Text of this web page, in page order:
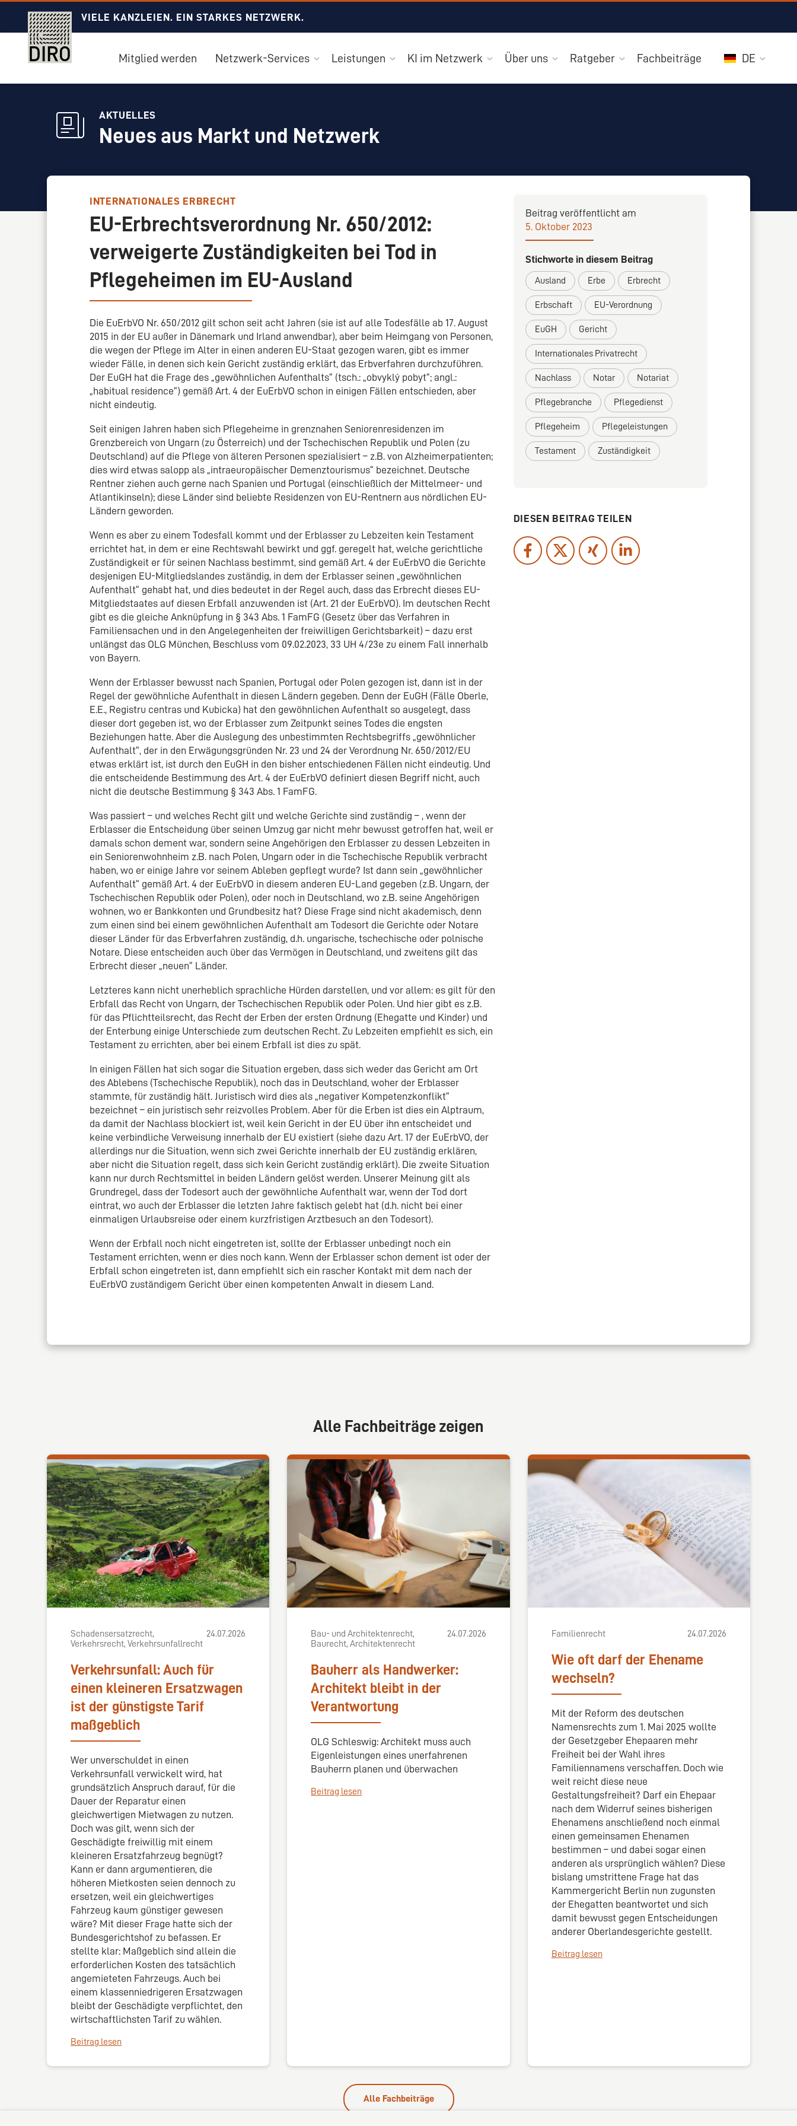
VIELE KANZLEIEN. EIN STARKES NETZWERK.
Mitglied werden Netzwerk-Services Leistungen KI im Netzwerk Über uns Ratgeber Fachbeiträge DE
AKTUELLES
Neues aus Markt und Netzwerk
INTERNATIONALES ERBRECHT
EU-Erbrechtsverordnung Nr. 650/2012:
verweigerte Zuständigkeiten bei Tod in
Pflegeheimen im EU-Ausland
Die EuErbVO Nr. 650/2012 gilt schon seit acht Jahren (sie ist auf alle Todesfälle ab 17. August
2015 in der EU außer in Dänemark und Irland anwendbar), aber beim Heimgang von Personen,
die wegen der Pflege im Alter in einen anderen EU-Staat gezogen waren, gibt es immer
wieder Fälle, in denen sich kein Gericht zuständig erklärt, das Erbverfahren durchzuführen.
Der EuGH hat die Frage des „gewöhnlichen Aufenthalts“ (tsch.: „obvyklý pobyt“; angl.:
„habitual residence“) gemäß Art. 4 der EuErbVO schon in einigen Fällen entschieden, aber
nicht eindeutig.
Seit einigen Jahren haben sich Pflegeheime in grenznahen Seniorenresidenzen im
Grenzbereich von Ungarn (zu Österreich) und der Tschechischen Republik und Polen (zu
Deutschland) auf die Pflege von älteren Personen spezialisiert – z.B. von Alzheimerpatienten;
dies wird etwas salopp als „intraeuropäischer Demenztourismus“ bezeichnet. Deutsche
Rentner ziehen auch gerne nach Spanien und Portugal (einschließlich der Mittelmeer- und
Atlantikinseln); diese Länder sind beliebte Residenzen von EU-Rentnern aus nördlichen EU-
Ländern geworden.
Wenn es aber zu einem Todesfall kommt und der Erblasser zu Lebzeiten kein Testament
errichtet hat, in dem er eine Rechtswahl bewirkt und ggf. geregelt hat, welche gerichtliche
Zuständigkeit er für seinen Nachlass bestimmt, sind gemäß Art. 4 der EuErbVO die Gerichte
desjenigen EU-Mitgliedslandes zuständig, in dem der Erblasser seinen „gewöhnlichen
Aufenthalt“ gehabt hat, und dies bedeutet in der Regel auch, dass das Erbrecht dieses EU-
Mitgliedstaates auf diesen Erbfall anzuwenden ist (Art. 21 der EuErbVO). Im deutschen Recht
gibt es die gleiche Anknüpfung in § 343 Abs. 1 FamFG (Gesetz über das Verfahren in
Familiensachen und in den Angelegenheiten der freiwilligen Gerichtsbarkeit) – dazu erst
unlängst das OLG München, Beschluss vom 09.02.2023, 33 UH 4/23e zu einem Fall innerhalb
von Bayern.
Wenn der Erblasser bewusst nach Spanien, Portugal oder Polen gezogen ist, dann ist in der
Regel der gewöhnliche Aufenthalt in diesen Ländern gegeben. Denn der EuGH (Fälle Oberle,
E.E., Registru centras und Kubicka) hat den gewöhnlichen Aufenthalt so ausgelegt, dass
dieser dort gegeben ist, wo der Erblasser zum Zeitpunkt seines Todes die engsten
Beziehungen hatte. Aber die Auslegung des unbestimmten Rechtsbegriffs „gewöhnlicher
Aufenthalt“, der in den Erwägungsgründen Nr. 23 und 24 der Verordnung Nr. 650/2012/EU
etwas erklärt ist, ist durch den EuGH in den bisher entschiedenen Fällen nicht eindeutig. Und
die entscheidende Bestimmung des Art. 4 der EuErbVO definiert diesen Begriff nicht, auch
nicht die deutsche Bestimmung § 343 Abs. 1 FamFG.
Was passiert – und welches Recht gilt und welche Gerichte sind zuständig – , wenn der
Erblasser die Entscheidung über seinen Umzug gar nicht mehr bewusst getroffen hat, weil er
damals schon dement war, sondern seine Angehörigen den Erblasser zu dessen Lebzeiten in
ein Seniorenwohnheim z.B. nach Polen, Ungarn oder in die Tschechische Republik verbracht
haben, wo er einige Jahre vor seinem Ableben gepflegt wurde? Ist dann sein „gewöhnlicher
Aufenthalt“ gemäß Art. 4 der EuErbVO in diesem anderen EU-Land gegeben (z.B. Ungarn, der
Tschechischen Republik oder Polen), oder noch in Deutschland, wo z.B. seine Angehörigen
wohnen, wo er Bankkonten und Grundbesitz hat? Diese Frage sind nicht akademisch, denn
zum einen sind bei einem gewöhnlichen Aufenthalt am Todesort die Gerichte oder Notare
dieser Länder für das Erbverfahren zuständig, d.h. ungarische, tschechische oder polnische
Notare. Diese entscheiden auch über das Vermögen in Deutschland, und zweitens gilt das
Erbrecht dieser „neuen“ Länder.
Letzteres kann nicht unerheblich sprachliche Hürden darstellen, und vor allem: es gilt für den
Erbfall das Recht von Ungarn, der Tschechischen Republik oder Polen. Und hier gibt es z.B.
für das Pflichtteilsrecht, das Recht der Erben der ersten Ordnung (Ehegatte und Kinder) und
der Enterbung einige Unterschiede zum deutschen Recht. Zu Lebzeiten empfiehlt es sich, ein
Testament zu errichten, aber bei einem Erbfall ist dies zu spät.
In einigen Fällen hat sich sogar die Situation ergeben, dass sich weder das Gericht am Ort
des Ablebens (Tschechische Republik), noch das in Deutschland, woher der Erblasser
stammte, für zuständig hält. Juristisch wird dies als „negativer Kompetenzkonflikt“
bezeichnet – ein juristisch sehr reizvolles Problem. Aber für die Erben ist dies ein Alptraum,
da damit der Nachlass blockiert ist, weil kein Gericht in der EU über ihn entscheidet und
keine verbindliche Verweisung innerhalb der EU existiert (siehe dazu Art. 17 der EuErbVO, der
allerdings nur die Situation, wenn sich zwei Gerichte innerhalb der EU zuständig erklären,
aber nicht die Situation regelt, dass sich kein Gericht zuständig erklärt). Die zweite Situation
kann nur durch Rechtsmittel in beiden Ländern gelöst werden. Unserer Meinung gilt als
Grundregel, dass der Todesort auch der gewöhnliche Aufenthalt war, wenn der Tod dort
eintrat, wo auch der Erblasser die letzten Jahre faktisch gelebt hat (d.h. nicht bei einer
einmaligen Urlaubsreise oder einem kurzfristigen Arztbesuch an den Todesort).
Wenn der Erbfall noch nicht eingetreten ist, sollte der Erblasser unbedingt noch ein
Testament errichten, wenn er dies noch kann. Wenn der Erblasser schon dement ist oder der
Erbfall schon eingetreten ist, dann empfiehlt sich ein rascher Kontakt mit dem nach der
EuErbVO zuständigem Gericht über einen kompetenten Anwalt in diesem Land.
Beitrag veröffentlicht am
5. Oktober 2023
Stichworte in diesem Beitrag
Ausland Erbe Erbrecht
Erbschaft EU-Verordnung
EuGH Gericht
Internationales Privatrecht
Nachlass Notar Notariat
Pflegebranche Pflegedienst
Pflegeheim Pflegeleistungen
Testament Zuständigkeit
DIESEN BEITRAG TEILEN
Alle Fachbeiträge zeigen
Schadensersatzrecht,
Verkehrsrecht, Verkehrsunfallrecht
24.07.2026
Verkehrsunfall: Auch für
einen kleineren Ersatzwagen
ist der günstigste Tarif
maßgeblich
Wer unverschuldet in einen
Verkehrsunfall verwickelt wird, hat
grundsätzlich Anspruch darauf, für die
Dauer der Reparatur einen
gleichwertigen Mietwagen zu nutzen.
Doch was gilt, wenn sich der
Geschädigte freiwillig mit einem
kleineren Ersatzfahrzeug begnügt?
Kann er dann argumentieren, die
höheren Mietkosten seien dennoch zu
ersetzen, weil ein gleichwertiges
Fahrzeug kaum günstiger gewesen
wäre? Mit dieser Frage hatte sich der
Bundesgerichtshof zu befassen. Er
stellte klar: Maßgeblich sind allein die
erforderlichen Kosten des tatsächlich
angemieteten Fahrzeugs. Auch bei
einem klassenniedrigeren Ersatzwagen
bleibt der Geschädigte verpflichtet, den
wirtschaftlichsten Tarif zu wählen.
Beitrag lesen
Bau- und Architektenrecht,
Baurecht, Architektenrecht
24.07.2026
Bauherr als Handwerker:
Architekt bleibt in der
Verantwortung
OLG Schleswig: Architekt muss auch
Eigenleistungen eines unerfahrenen
Bauherrn planen und überwachen
Beitrag lesen
Familienrecht 24.07.2026
Wie oft darf der Ehename
wechseln?
Mit der Reform des deutschen
Namensrechts zum 1. Mai 2025 wollte
der Gesetzgeber Ehepaaren mehr
Freiheit bei der Wahl ihres
Familiennamens verschaffen. Doch wie
weit reicht diese neue
Gestaltungsfreiheit? Darf ein Ehepaar
nach dem Widerruf seines bisherigen
Ehenamens anschließend noch einmal
einen gemeinsamen Ehenamen
bestimmen – und dabei sogar einen
anderen als ursprünglich wählen? Diese
bislang umstrittene Frage hat das
Kammergericht Berlin nun zugunsten
der Ehegatten beantwortet und sich
damit bewusst gegen Entscheidungen
anderer Oberlandesgerichte gestellt.
Beitrag lesen
Alle Fachbeiträge